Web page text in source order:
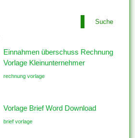
Suche
Einnahmen überschuss Rechnung
Vorlage Kleinunternehmer
rechnung vorlage
Vorlage Brief Word Download
brief vorlage